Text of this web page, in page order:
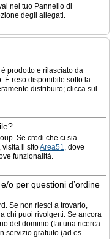
nel tuo Pannello di
degli allegati.
prodotto e rilasciato da
È reso disponibile sotto la
distribuito; clicca sul
Se credi che ci sia
visita il sitoArea51, dove
funzionalità.
o per questioni d’ordine
Se non riesci a trovarlo,
chi puoi rivolgerti. Se ancora
del dominio (fai una ricerca
servizio gratuito (ad es.